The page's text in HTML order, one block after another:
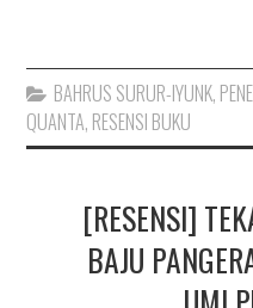
BAHRUS SURUR-IYUNK,
QUANTA, RESENSI BUKU
[RESENSI]
BAJU